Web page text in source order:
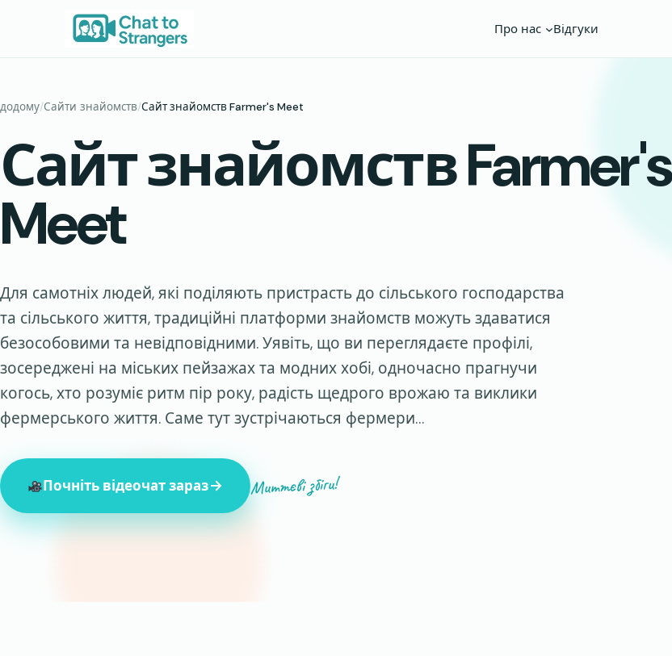
Про нас Відгуки
додому/Сайти знайомств/Сайт знайомств Farmer's Meet
Сайт знайомств Farmer's
Meet
Для самотніх людей, які поділяють пристрасть до сільського господарства
та сільського життя, традиційні платформи знайомств можуть здаватися
безособовими та невідповідними. Уявіть, що ви переглядаєте профілі,
зосереджені на міських пейзажах та модних хобі, одночасно прагнучи
когось, хто розуміє ритм пір року, радість щедрого врожаю та виклики
фермерського життя. Саме тут зустрічаються фермери…
Почніть відеочат зараз Миттєві збіги!
847 незнайомців онлайн зараз